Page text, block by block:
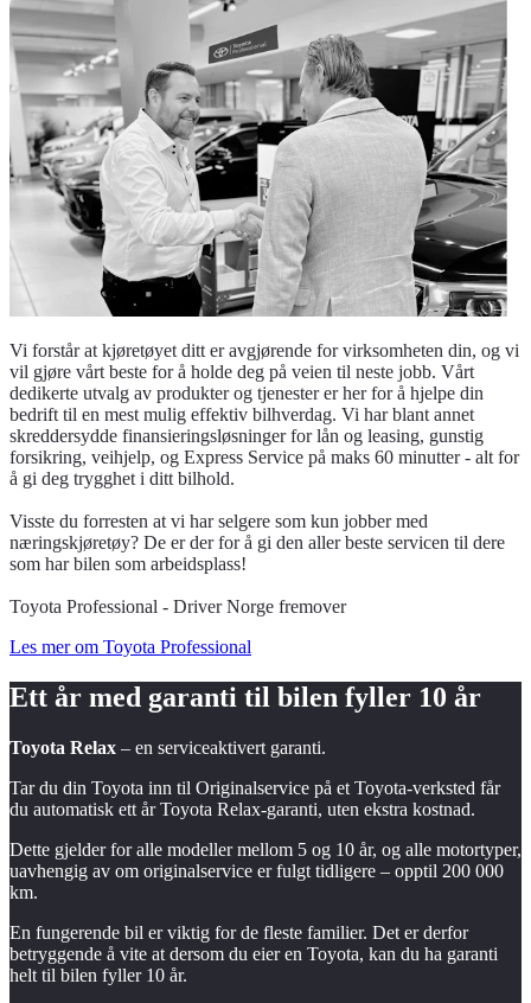
Vi forstår at kjøretøyet ditt er avgjørende for virksomheten din, og vi
vil gjøre vårt beste for å holde deg på veien til neste jobb. Vårt
dedikerte utvalg av produkter og tjenester er her for å hjelpe din
bedrift til en mest mulig effektiv bilhverdag. Vi har blant annet
skreddersydde finansieringsløsninger for lån og leasing, gunstig
forsikring, veihjelp, og Express Service på maks 60 minutter - alt for
å gi deg trygghet i ditt bilhold.
Visste du forresten at vi har selgere som kun jobber med
næringskjøretøy? De er der for å gi den aller beste servicen til dere
som har bilen som arbeidsplass!
Toyota Professional - Driver Norge fremover
Les mer om Toyota Professional
Ett år med garanti til bilen fyller 10 år
Toyota Relax – en serviceaktivert garanti.
Tar du din Toyota inn til Originalservice på et Toyota-verksted får
du automatisk ett år Toyota Relax-garanti, uten ekstra kostnad.
Dette gjelder for alle modeller mellom 5 og 10 år, og alle motortyper,
uavhengig av om originalservice er fulgt tidligere – opptil 200 000
km.
En fungerende bil er viktig for de fleste familier. Det er derfor
betryggende å vite at dersom du eier en Toyota, kan du ha garanti
helt til bilen fyller 10 år.